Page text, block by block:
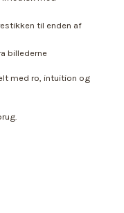
til enden af
billederne
med ro, intuition og